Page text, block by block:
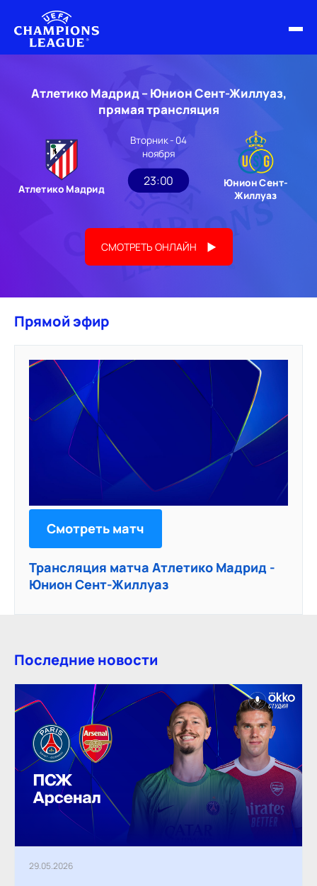
ОБЗОРЫ ЛЧ УЕФА
НОВОСТИ
РАСПИСАНИЕ
Атлетико Мадрид – Юнион Сент-Жиллуаз,
прямая трансляция
Атлетико Мадрид
Вторник - 04
ноября
23:00
Юнион Сент-
Жиллуаз
СМОТРЕТЬ ОНЛАЙН
Прямой эфир
Смотреть матч
Трансляция матча Атлетико Мадрид -
Юнион Сент-Жиллуаз
Последние новости
29.05.2026